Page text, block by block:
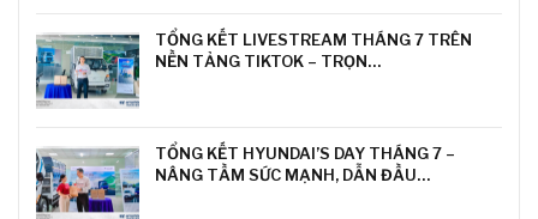
TỔNG KẾT LIVESTREAM THÁNG 7 TRÊN
NỀN TẢNG TIKTOK – TRỌN…
TỔNG KẾT HYUNDAI’S DAY THÁNG 7 –
NÂNG TẦM SỨC MẠNH, DẪN ĐẦU…